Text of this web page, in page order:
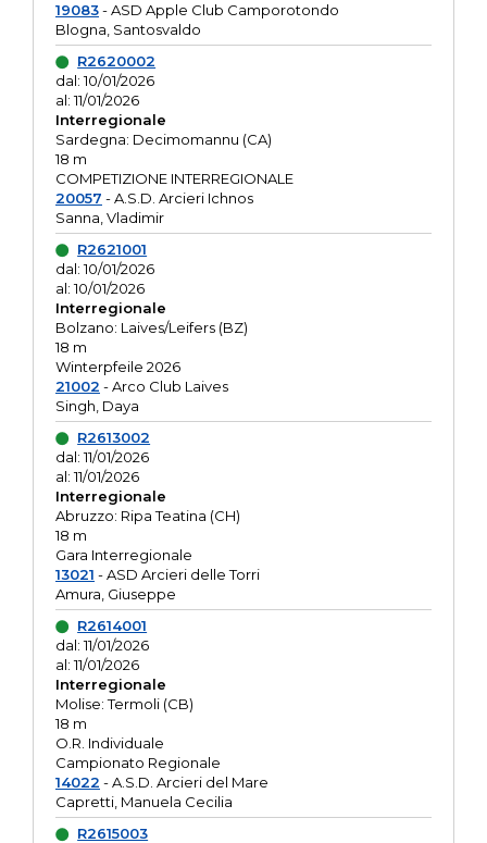
19083- ASD Apple Club Camporotondo
Blogna, Santosvaldo
R2620002
dal: 10/01/2026
al: 11/01/2026
Interregionale
Sardegna: Decimomannu (CA)
18 m
COMPETIZIONE INTERREGIONALE
20057 - A.S.D. Arcieri Ichnos
Sanna, Vladimir
R2621001
dal: 10/01/2026
al: 10/01/2026
Interregionale
Bolzano: Laives/Leifers (BZ)
18 m
Winterpfeile 2026
21002 - Arco Club Laives
Singh, Daya
R2613002
dal: 11/01/2026
al: 11/01/2026
Interregionale
Abruzzo: Ripa Teatina (CH)
18 m
Gara Interregionale
13021 - ASD Arcieri delle Torri
Amura, Giuseppe
R2614001
dal: 11/01/2026
al: 11/01/2026
Interregionale
Molise: Termoli (CB)
18 m
O.R. Individuale
Campionato Regionale
14022 - A.S.D. Arcieri del Mare
Capretti, Manuela Cecilia
R2615003